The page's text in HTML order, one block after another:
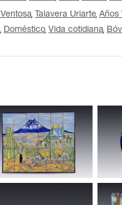
Talavera Uriarte Años
Doméstico Vida cotidiana